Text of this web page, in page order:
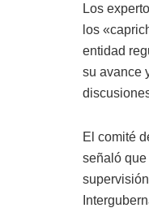
Los
los
entidad
su avance
El comité
señaló